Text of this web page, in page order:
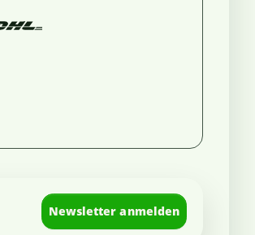
Newsletter anmelden